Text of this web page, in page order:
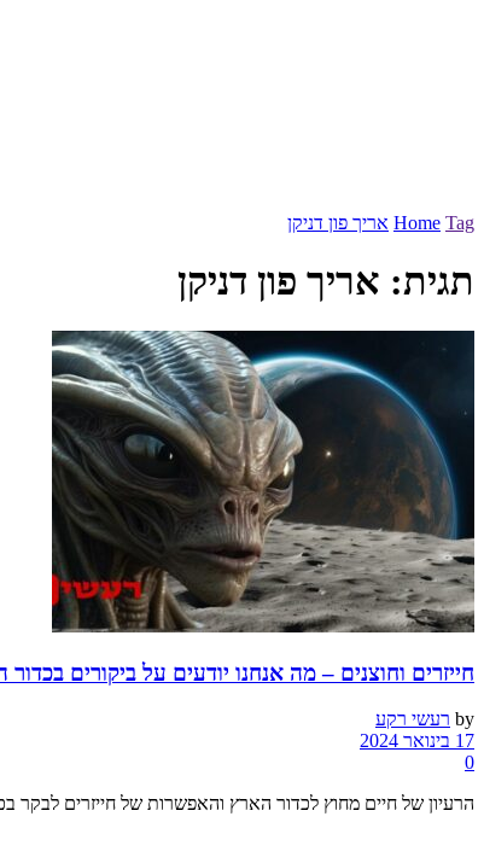
Home Tag אריך פון דניקן
תגית: אריך פון דניקן
חייזרים וחוצנים – מה אנחנו יודעים על ביקורים
by רעשי רקע
17 בינואר 2024
0
הרעיון של חיים מחוץ לכדור הארץ והאפשרות של חייזרים